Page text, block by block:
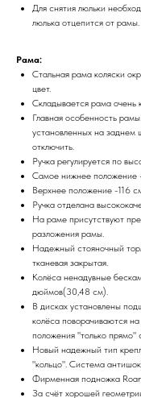
Для снятия люльки
люлька отцепится от рамы.
Рама:
Стальная рама коляски
цвет.
Складывается рама очень
Главная особенность
установленных на
отключить.
Ручка регулируется по
Самое нижнее положение
Верхнее положение -116
Ручка отделана
На раме присутствуют
разложения рамы.
Надежный стояночный
тканевая закрытая.
Колёса ненадувные
дюймов(30,48 см).
В дисках установлены
колёса поворачиваются
положения "только
Новый надежный тип
"кольцо". Система
Фирменная подножка
За счёт хорошей